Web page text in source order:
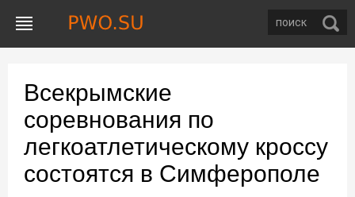
Всекрымские
соревнования по
легкоатлетическому кроссу
состоятся в Симферополе